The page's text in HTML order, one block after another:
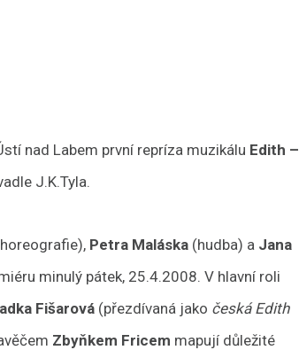
nad Labem první repríza muzikálu Edith –
J.K.Tyla.
Petra Maláska (hudba) a Jana
minulý pátek, 25.4.2008. V hlavní roli
Fišarová (přezdívaná jako česká Edith
Zbyňkem Fricem mapují důležité